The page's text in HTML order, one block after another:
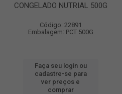
CONGELADO NUTRIAL 500G
Código: 22891
Embalagem: PCT 500G
Faça seu login ou
cadastre-se para
ver preços e
comprar